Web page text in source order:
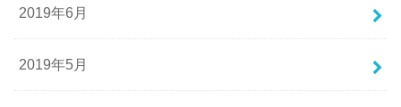
2019年6月
2019年5月